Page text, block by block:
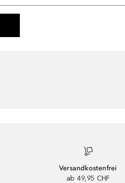
Versandkostenfrei
ab 49,95 CHF